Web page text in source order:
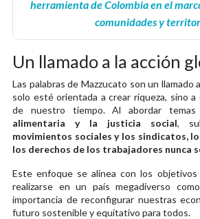
herramienta de Colombia en el
comunidades y
Un llamado a la acción
Las palabras de Mazzucato son un llamado
solo esté orientada a crear riqueza, sino
de nuestro tiempo. Al abordar temas
alimentaria y la justicia social,
movimientos sociales y los sindicatos,
los derechos de los trabajadores nunca
Este enfoque se alinea con los
realizarse en un país megadiverso
importancia de reconfigurar nuestras
futuro sostenible y equitativo para todos.